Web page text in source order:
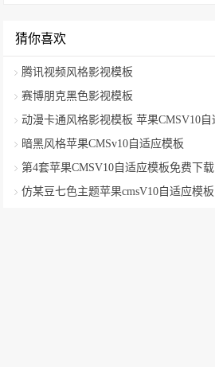
猜你喜欢
腾讯视频风格影视模板
​赛博朋克黑色影视模板
暗黑风格苹果CMSv10自适应模板
第4套苹果CMSV10自适应模板免费下载
仿某豆七色主题苹果cmsV10自适应模板